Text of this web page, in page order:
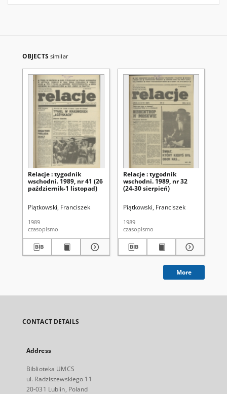
OBJECTS similar
Relacje : tygodnik
wschodni. 1989, nr 41 (26
październik-1 listopad)
Piątkowski, Franciszek
1989
czasopismo
Relacje : tygodnik
wschodni. 1989, nr 32
(24-30 sierpień)
Piątkowski, Franciszek
1989
czasopismo
More
CONTACT DETAILS
Address
Biblioteka UMCS
ul. Radziszewskiego 11
20-031 Lublin, Poland